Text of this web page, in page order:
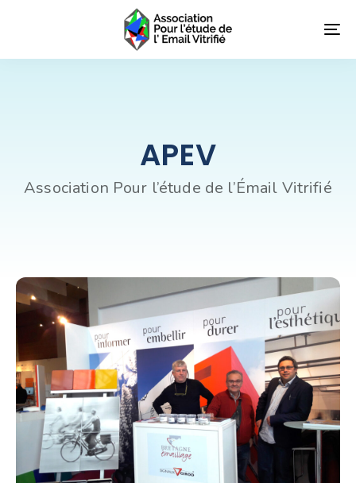
APEV
Association Pour l’étude de l’Émail Vitrifié